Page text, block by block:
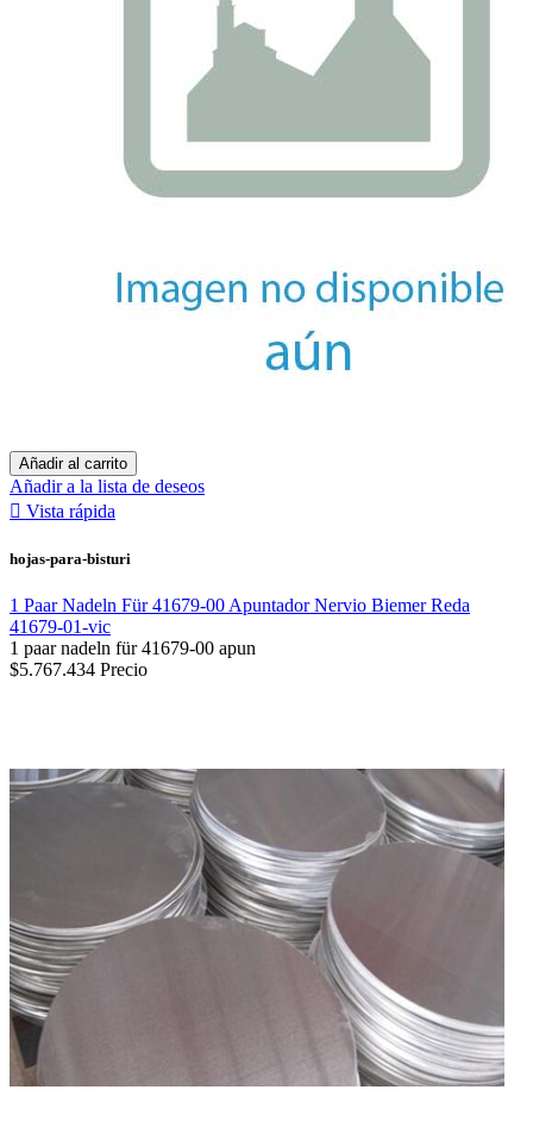
Añadir al carrito
Añadir a la lista de deseos
 Vista rápida
hojas-para-bisturi
1 Paar Nadeln Für 41679-00 Apuntador Nervio Biemer Reda
41679-01-vic
1 paar nadeln für 41679-00 apun
$5.767.434 Precio